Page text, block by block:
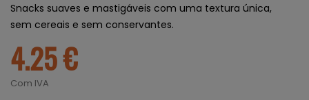
Snacks suaves e mastigáveis com uma textura única,
sem cereais e sem conservantes.
4.25 €
Com IVA